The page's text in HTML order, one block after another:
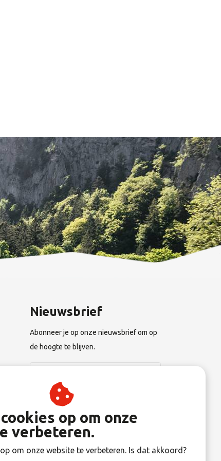
Nieuwsbrief
Abonneer je op onze nieuwsbrief om op
de hoogte te blijven.
Abonneer
op om onze
verbeteren.
om onze website te verbeteren. Is dat akkoord?